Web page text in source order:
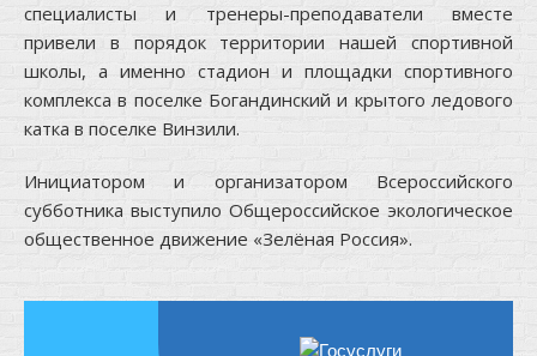
специалисты и тренеры-преподаватели вместе
привели в порядок территории нашей спортивной
школы, а именно стадион и площадки спортивного
комплекса в поселке Богандинский и крытого ледового
катка в поселке Винзили.
Инициатором и организатором Всероссийского
субботника выступило Общероссийское экологическое
общественное движение «Зелёная Россия».